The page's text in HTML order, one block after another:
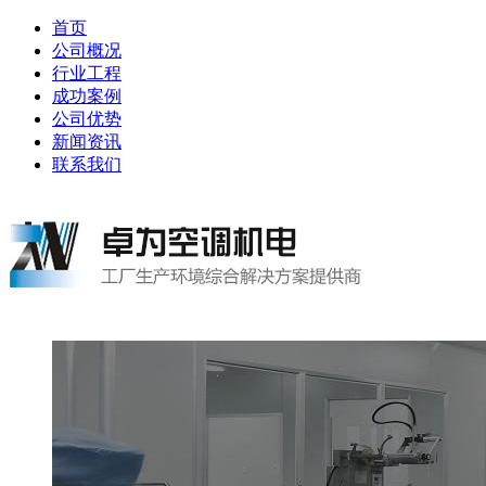
首页
公司概况
行业工程
成功案例
公司优势
新闻资讯
联系我们